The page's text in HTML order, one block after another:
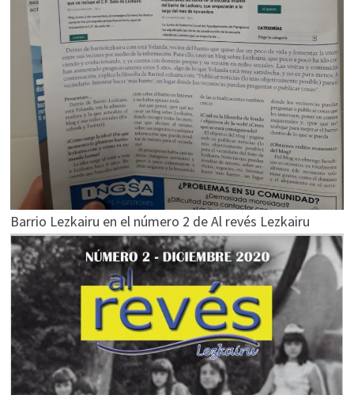
Barrio Lezkairu en el número 2 de Al revés Lezkairu